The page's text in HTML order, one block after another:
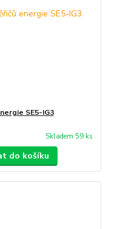
SE5-IG3
Skladem 59 ks
do košíku